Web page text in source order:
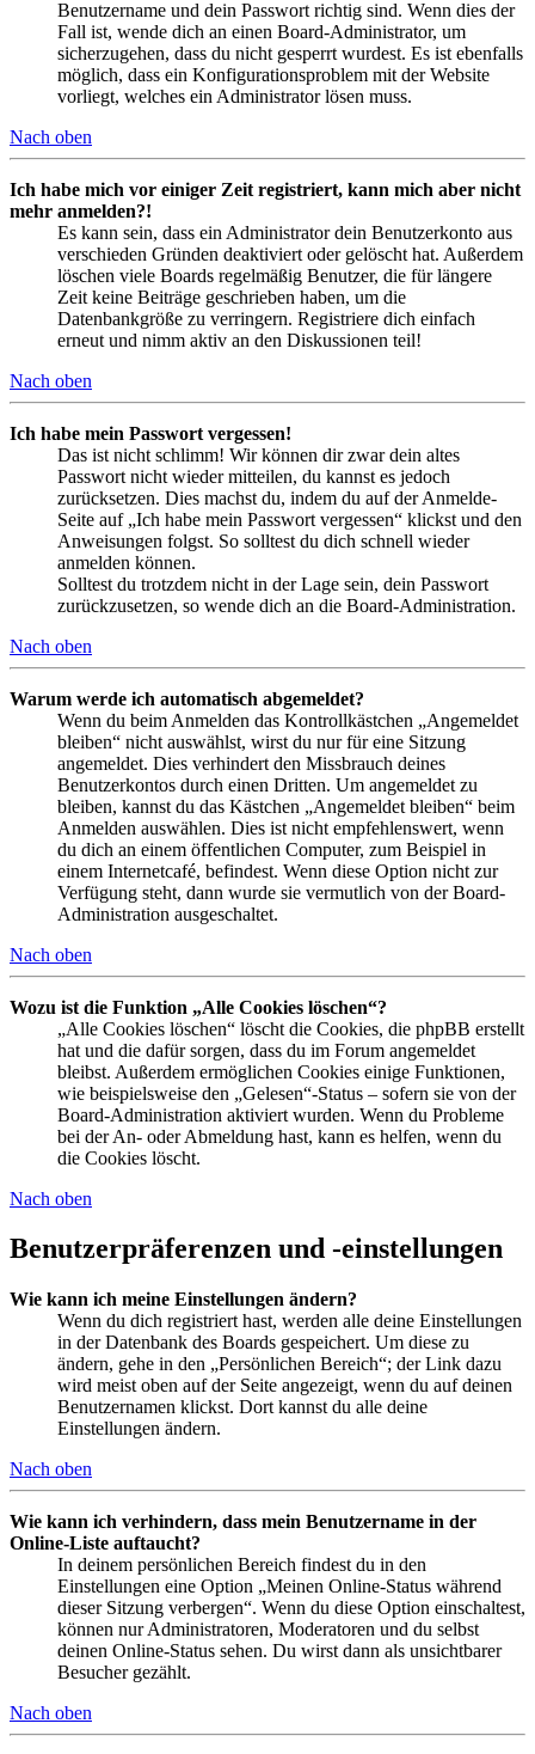
Benutzername und dein Passwort richtig sind. Wenn dies der
Fall ist, wende dich an einen Board-Administrator, um
sicherzugehen, dass du nicht gesperrt wurdest. Es ist ebenfalls
möglich, dass ein Konfigurationsproblem mit der Website
vorliegt, welches ein Administrator lösen muss.
Nach oben
Ich habe mich vor einiger Zeit registriert, kann mich aber nicht
mehr anmelden?!
Es kann sein, dass ein Administrator dein Benutzerkonto aus
verschieden Gründen deaktiviert oder gelöscht hat. Außerdem
löschen viele Boards regelmäßig Benutzer, die für längere
Zeit keine Beiträge geschrieben haben, um die
Datenbankgröße zu verringern. Registriere dich einfach
erneut und nimm aktiv an den Diskussionen teil!
Nach oben
Ich habe mein Passwort vergessen!
Das ist nicht schlimm! Wir können dir zwar dein altes
Passwort nicht wieder mitteilen, du kannst es jedoch
zurücksetzen. Dies machst du, indem du auf der Anmelde-
Seite auf „Ich habe mein Passwort vergessen“ klickst und den
Anweisungen folgst. So solltest du dich schnell wieder
anmelden können.
Solltest du trotzdem nicht in der Lage sein, dein Passwort
zurückzusetzen, so wende dich an die Board-Administration.
Nach oben
Warum werde ich automatisch abgemeldet?
Wenn du beim Anmelden das Kontrollkästchen „Angemeldet
bleiben“ nicht auswählst, wirst du nur für eine Sitzung
angemeldet. Dies verhindert den Missbrauch deines
Benutzerkontos durch einen Dritten. Um angemeldet zu
bleiben, kannst du das Kästchen „Angemeldet bleiben“ beim
Anmelden auswählen. Dies ist nicht empfehlenswert, wenn
du dich an einem öffentlichen Computer, zum Beispiel in
einem Internetcafé, befindest. Wenn diese Option nicht zur
Verfügung steht, dann wurde sie vermutlich von der Board-
Administration ausgeschaltet.
Nach oben
Wozu ist die Funktion „Alle Cookies löschen“?
„Alle Cookies löschen“ löscht die Cookies, die phpBB erstellt
hat und die dafür sorgen, dass du im Forum angemeldet
bleibst. Außerdem ermöglichen Cookies einige Funktionen,
wie beispielsweise den „Gelesen“-Status – sofern sie von der
Board-Administration aktiviert wurden. Wenn du Probleme
bei der An- oder Abmeldung hast, kann es helfen, wenn du
die Cookies löscht.
Nach oben
Benutzerpräferenzen und -einstellungen
Wie kann ich meine Einstellungen ändern?
Wenn du dich registriert hast, werden alle deine Einstellungen
in der Datenbank des Boards gespeichert. Um diese zu
ändern, gehe in den „Persönlichen Bereich“; der Link dazu
wird meist oben auf der Seite angezeigt, wenn du auf deinen
Benutzernamen klickst. Dort kannst du alle deine
Einstellungen ändern.
Nach oben
Wie kann ich verhindern, dass mein Benutzername in der
Online-Liste auftaucht?
In deinem persönlichen Bereich findest du in den
Einstellungen eine Option „Meinen Online-Status während
dieser Sitzung verbergen“. Wenn du diese Option einschaltest,
können nur Administratoren, Moderatoren und du selbst
deinen Online-Status sehen. Du wirst dann als unsichtbarer
Besucher gezählt.
Nach oben